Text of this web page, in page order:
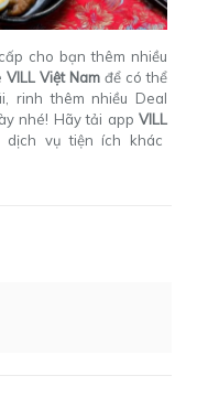
cho bạn thêm nhiều
VILL Việt Nam để có thể
rinh thêm nhiều Deal
nhé! Hãy tải appVILL
dịch vụ tiện ích khác